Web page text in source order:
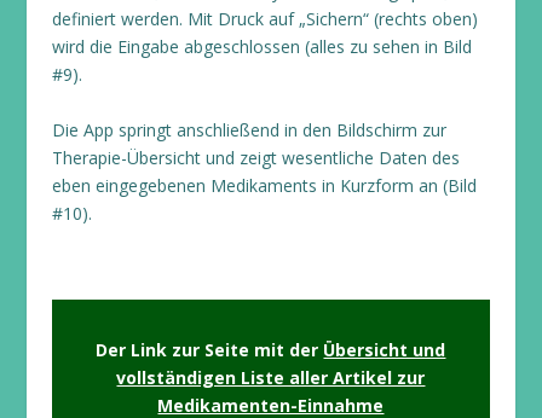
definiert werden. Mit Druck auf „Sichern“ (rechts oben)
wird die Eingabe abgeschlossen (alles zu sehen in Bild
#9).
Die App springt anschließend in den Bildschirm zur
Therapie-Übersicht und zeigt wesentliche Daten des
eben eingegebenen Medikaments in Kurzform an (Bild
#10).
Der Link zur Seite mit der Übersicht und
vollständigen Liste aller Artikel zur
Medikamenten-Einnahme